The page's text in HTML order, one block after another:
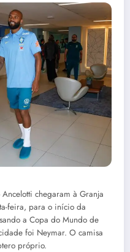
chegaram à Granja
feira, para o início da
a Copa do Mundo de
foi Neymar. O camisa
próprio.